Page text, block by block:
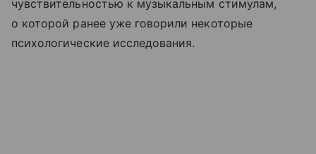
чувствительностью к музыкальным стимулам,
о которой ранее уже говорили некоторые
психологические исследования.